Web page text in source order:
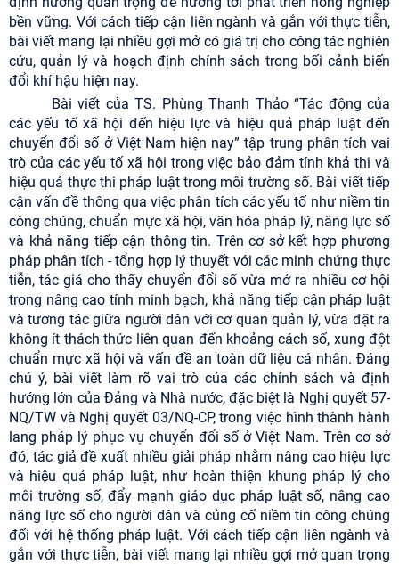
bền vững. Với cách tiếp cận liên ngành và gắn với thực tiễn,
bài viết mang lại nhiều gợi mở có giá trị cho công tác nghiên
cứu, quản lý và hoạch định chính sách trong bối cảnh biến
đổi khí hậu hiện nay.
Bài viết của TS. Phùng Thanh Thảo “Tác động của
các yếu tố xã hội đến hiệu lực và hiệu quả pháp luật đến
chuyển đổi số ở Việt Nam hiện nay” tập trung phân tích vai
trò của các yếu tố xã hội trong việc bảo đảm tính khả thi và
hiệu quả thực thi pháp luật trong môi trường số. Bài viết tiếp
cận vấn đề thông qua việc phân tích các yếu tố như niềm tin
công chúng, chuẩn mực xã hội, văn hóa pháp lý, năng lực số
và khả năng tiếp cận thông tin. Trên cơ sở kết hợp phương
pháp phân tích - tổng hợp lý thuyết với các minh chứng thực
tiễn, tác giả cho thấy chuyển đổi số vừa mở ra nhiều cơ hội
trong nâng cao tính minh bạch, khả năng tiếp cận pháp luật
và tương tác giữa người dân với cơ quan quản lý, vừa đặt ra
không ít thách thức liên quan đến khoảng cách số, xung đột
chuẩn mực xã hội và vấn đề an toàn dữ liệu cá nhân. Đáng
chú ý, bài viết làm rõ vai trò của các chính sách và định
hướng lớn của Đảng và Nhà nước, đặc biệt là Nghị quyết 57-
NQ/TW và Nghị quyết 03/NQ-CP, trong việc hình thành hành
lang pháp lý phục vụ chuyển đổi số ở Việt Nam. Trên cơ sở
đó, tác giả đề xuất nhiều giải pháp nhằm nâng cao hiệu lực
và hiệu quả pháp luật, như hoàn thiện khung pháp lý cho
môi trường số, đẩy mạnh giáo dục pháp luật số, nâng cao
năng lực số cho người dân và củng cố niềm tin công chúng
đối với hệ thống pháp luật. Với cách tiếp cận liên ngành và
gắn với thực tiễn, bài viết mang lại nhiều gợi mở quan trọng